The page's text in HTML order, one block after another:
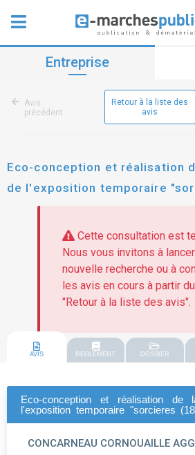
Entreprise
Avis
précédent
Retour à la liste des
avis
Eco-conception et réalisation
de l'exposition temporaire
1914)" présentée du 7 juin au
2025, organisée par le musée
Cette consultation est
Nous vous invitons à
nouvelle recherche ou à
les avis en cours à partir
"Retour à la liste des avis".
AVIS REGLEMENT DOSSIER
Eco-conception et réalisation de
l'exposition temporaire "sorcieres
CONCARNEAU CORNOUAILLE